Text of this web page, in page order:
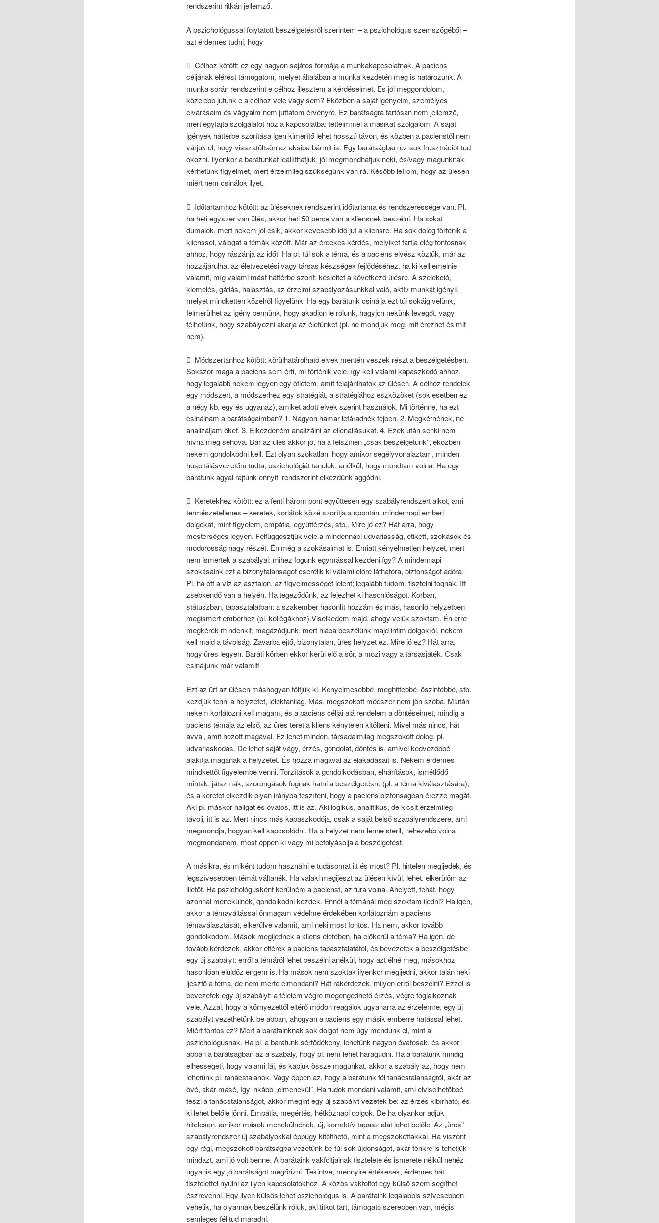
rendszerint ritkán jellemző.
A pszichológussal folytatott beszélgetésről szerintem – a pszichológus szemszögéből –
azt érdemes tudni, hogy
 Célhoz kötött: ez egy nagyon sajátos formája a munkakapcsolatnak. A paciens
céljának elérést támogatom, melyet általában a munka kezdetén meg is határozunk. A
munka során rendszerint e célhoz illesztem a kérdéseimet. És jól meggondolom,
közelebb jutunk-e a célhoz vele vagy sem? Eközben a saját igényeim, személyes
elvárásaim és vágyaim nem juttatom érvényre. Ez barátságra tartósan nem jellemző,
mert egyfajta szolgálatot hoz a kapcsolatba: tetteimmel a másikat szolgálom. A saját
igények háttérbe szorítása igen kimerítő lehet hosszú távon, és közben a pacienstől nem
várjuk el, hogy visszatöltsön az aksiba bármit is. Egy barátságban ez sok frusztrációt tud
okozni. Ilyenkor a barátunkat leállíthatjuk, jól megmondhatjuk neki, és/vagy magunknak
kérhetünk figyelmet, mert érzelmileg szükségünk van rá. Később leírom, hogy az ülésen
miért nem csinálok ilyet.
 Időtartamhoz kötött: az üléseknek rendszerint időtartama és rendszeressége van. Pl.
ha heti egyszer van ülés, akkor heti 50 perce van a kliensnek beszélni. Ha sokat
dumálok, mert nekem jól esik, akkor kevesebb idő jut a kliensre. Ha sok dolog történik a
klienssel, válogat a témák között. Már az érdekes kérdés, melyiket tartja elég fontosnak
ahhoz, hogy rászánja az időt. Ha pl. túl sok a téma, és a paciens elvész köztük, már az
hozzájárulhat az életvezetési vagy társas készségek fejlődéséhez, ha ki kell emelnie
valamit, míg valami mást háttérbe szorít, késleltet a következő ülésre. A szelekció,
kiemelés, gátlás, halasztás, az érzelmi szabályozásunkkal való, aktív munkát igényli,
melyet mindketten közelről figyelünk. Ha egy barátunk csinálja ezt túl sokáig velünk,
felmerülhet az igény bennünk, hogy akadjon le rólunk, hagyjon nekünk levegőt, vagy
félhetünk, hogy szabályozni akarja az életünket (pl. ne mondjuk meg, mit érezhet és mit
nem).
 Módszertanhoz kötött: körülhatárolható elvek mentén veszek részt a beszélgetésben.
Sokszor maga a paciens sem érti, mi történik vele, így kell valami kapaszkodó ahhoz,
hogy legalább nekem legyen egy ötletem, amit felajánlhatok az ülésen. A célhoz rendelek
egy módszert, a módszerhez egy stratégiát, a stratégiához eszközöket (sok esetben ez
a négy kb. egy és ugyanaz), amiket adott elvek szerint használok. Mi történne, ha ezt
csinálnám a barátságaimban? 1. Nagyon hamar lefáradnék fejben. 2. Megkérnének, ne
analizáljam őket. 3. Elkezdeném analizálni az ellenállásukat. 4. Ezek után senki nem
hívna meg sehova. Bár az ülés akkor jó, ha a felszínen „csak beszélgetünk”, eközben
nekem gondolkodni kell. Ezt olyan szokatlan, hogy amikor segélyvonalaztam, minden
hospitálásvezetőm tudta, pszichológiát tanulok, anélkül, hogy mondtam volna. Ha egy
barátunk agyal rajtunk ennyit, rendszerint elkezdünk aggódni.
 Keretekhez kötött: ez a fenti három pont együttesen egy szabályrendszert alkot, ami
természetellenes – keretek, korlátok közé szorítja a spontán, mindennapi emberi
dolgokat, mint figyelem, empátia, együttérzés, stb.. Mire jó ez? Hát arra, hogy
mesterséges legyen. Felfüggesztjük vele a mindennapi udvariasság, etikett, szokások és
modorosság nagy részét. Én még a szokásaimat is. Emiatt kényelmetlen helyzet, mert
nem ismertek a szabályai: mihez fogunk egymással kezdeni így? A mindennapi
szokásaink ezt a bizonytalanságot cserélik ki valami előre láthatóra, biztonságot adóra.
Pl. ha ott a víz az asztalon, az figyelmességet jelent; legalább tudom, tisztelni fognak. Itt
zsebkendő van a helyén. Ha tegeződünk, az fejezhet ki hasonlóságot. Korban,
státuszban, tapasztalatban: a szakember hasonlít hozzám és más, hasonló helyzetben
megismert emberhez (pl. kollégákhoz).Viselkedem majd, ahogy velük szoktam. Én erre
megkérek mindenkit, magázódjunk, mert hiába beszélünk majd intim dolgokról, nekem
kell majd a távolság. Zavarba ejtő, bizonytalan, üres helyzet ez. Mire jó ez? Hát arra,
hogy üres legyen. Baráti körben ekkor kerül elő a sör, a mozi vagy a társasjáték. Csak
csináljunk már valamit!
Ezt az űrt az ülésen máshogyan töltjük ki. Kényelmesebbé, meghittebbé, őszintébbé, stb.
kezdjük tenni a helyzetet, lélektanilag. Más, megszokott módszer nem jön szóba. Miután
nekem korlátozni kell magam, és a paciens céljai alá rendelem a döntéseimet, mindig a
paciens témája az első, az üres teret a kliens kénytelen kitölteni. Mivel más nincs, hát
avval, amit hozott magával. Ez lehet minden, társadalmilag megszokott dolog, pl.
udvariaskodás. De lehet saját vágy, érzés, gondolat, döntés is, amivel kedvezőbbé
alakítja magának a helyzetet. És hozza magával az elakadásait is. Nekem érdemes
mindkettőt figyelembe venni. Torzítások a gondolkodásban, elhárítások, ismétlődő
minták, játszmák, szorongások fognak hatni a beszélgetésre (pl. a téma kiválasztására),
és a keretet elkezdik olyan irányba feszíteni, hogy a paciens biztonságban érezze magát.
Aki pl. máskor hallgat és óvatos, itt is az. Aki logikus, analitikus, de kicsit érzelmileg
távoli, itt is az. Mert nincs más kapaszkodója, csak a saját belső szabályrendszere, ami
megmondja, hogyan kell kapcsolódni. Ha a helyzet nem lenne steril, nehezebb volna
megmondanom, most éppen ki vagy mi befolyásolja a beszélgetést.
A másikra, és miként tudom használni e tudásomat itt és most? Pl. hirtelen megijedek, és
legszívesebben témát váltanék. Ha valaki megijeszt az ülésen kívül, lehet, elkerülöm az
illetőt. Ha pszichológusként kerülném a pacienst, az fura volna. Ahelyett, tehát, hogy
azonnal menekülnék, gondolkodni kezdek. Ennél a témánál meg szoktam ijedni? Ha igen,
akkor a témaváltással önmagam védelme érdekében korlátoznám a paciens
témaválasztását, elkerülve valamit, ami neki most fontos. Ha nem, akkor tovább
gondolkodom. Mások megijednek a kliens életében, ha előkerül a téma? Ha igen, de
tovább kérdezek, akkor eltérek a paciens tapasztalatától, és bevezetek a beszélgetésbe
egy új szabályt: erről a témáról lehet beszélni anélkül, hogy azt élné meg, másokhoz
hasonlóan elüldöz engem is. Ha mások nem szoktak ilyenkor megijedni, akkor talán neki
ijesztő a téma, de nem merte elmondani? Hát rákérdezek, milyen erről beszélni? Ezzel is
bevezetek egy új szabályt: a félelem végre megengedhető érzés, végre foglalkoznak
vele. Azzal, hogy a környezettől eltérő módon reagálok ugyanarra az érzelemre, egy új
szabályt vezethetünk be abban, ahogyan a paciens egy másik emberre hatással lehet.
Miért fontos ez? Mert a barátainknak sok dolgot nem úgy mondunk el, mint a
pszichológusnak. Ha pl. a barátunk sértődékeny, lehetünk nagyon óvatosak, és akkor
abban a barátságban az a szabály, hogy pl. nem lehet haragudni. Ha a barátunk mindig
elhessegeti, hogy valami fáj, és kapjuk össze magunkat, akkor a szabály az, hogy nem
lehetünk pl. tanácstalanok. Vagy éppen az, hogy a barátunk fél tanácstalanságtól, akár az
övé, akár másé, így inkább „elmenekül”. Ha tudok mondani valamit, ami elviselhetőbbé
teszi a tanácstalanságot, akkor megint egy új szabályt vezetek be: az érzés kibírható, és
ki lehet belőle jönni. Empátia, megértés, hétköznapi dolgok. De ha olyankor adjuk
hitelesen, amikor mások menekülnének, új, korrektív tapasztalat lehet belőle. Az „üres”
szabályrendszer új szabályokkal éppúgy kitölthető, mint a megszokottakkal. Ha viszont
egy régi, megszokott barátságba vezetünk be túl sok újdonságot, akár tönkre is tehetjük
mindazt, ami jó volt benne. A barátaink vakfoltjainak tisztelete és ismerete nélkül nehéz
ugyanis egy jó barátságot megőrizni. Tekintve, mennyire értékesek, érdemes hát
tisztelettel nyúlni az ilyen kapcsolatokhoz. A közös vakfoltot egy külső szem segíthet
észrevenni. Egy ilyen külsős lehet pszichológus is. A barátaink legalábbis szívesebben
vehetik, ha olyannak beszélünk róluk, aki titkot tart, támogató szerepben van, mégis
semleges fél tud maradni.